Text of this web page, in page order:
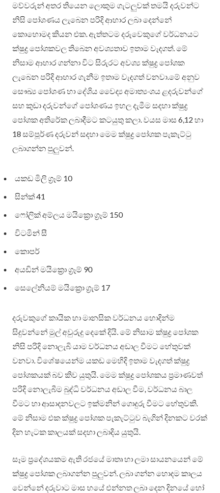
මව්වරුන් අතර තියෙන ලොකුම ගැටලු‍වක් තමයි දරුවන්ට
නිසි පෝශණය ලැබෙන පරිදි ආහාර ලබා දෙන්නේ
කොහොමද කියන එක. ඇත්තටම දරුවෙකුගේ වර්ධනයට
ක්ෂුද්‍ර පෝශකවල තිබෙන අවශ්‍යතාව ඉතාම වැදගත්. මේ
නිසාම ආහාර ගන්නා විට සිරුරට අවශ්‍ය ක්ෂුද්‍ර පෝශක
ලැබෙන පරිදි ආහාර ගැනීම ඉතාම වැදගත් වනවා.මේ අනුව
සෞඛ්‍ය පෝශණ හා දේශිය වෛද්‍ය අමාත්‍යංශය ළදරුවන්ගේ
සහ කුඩා දරුවන්ගේ පෝශණය ඉහල දැමීම සදහා ක්ෂුද්‍ර
පෝශක අතිරේක ලබාදීමට කටයුතු කලා. වයස මාස 6,12 හා
18 සම්පූර්ණ දරුවන් සදහා මෙම ක්ෂුද්‍ර පෝශක පැකැට්ටු
ලබාගන්න පුලු‍වන්.
යකඩ මිලි ග්‍රෑම් 10
සින්ක් 41
ෆෝලික් අම්ලය මයික්‍රො ග්‍රෑම් 150
විටමින් සී
කොපර්
අයඩින් මයික්‍රො ග්‍රෑම් 90
සෙලේනියම් මයික්‍රො ග්‍රැම් 17
දරුවකුගේ කායික හා මානසික වර්ධනය හොදින්ම
සිදුවන්නේ මුල් අවුරුදු දෙකේ දියි. මේ නිසාම ක්ෂුද්‍ර පෝශක
නිසි පරිදි නොලැබි යාම වර්ධනය අඩාල වීමට හේතුවක්
වනවා. විශේෂයෙන්ම යකඩ මෙහිදි ඉතාම වැදගත් ක්ෂුද්‍ර
පෝශකයක් බව කිව යුතුයි. මෙම ක්ෂුද්‍ර පෝශකය ප්‍රමාණවත්
පරිදි නොලැබීම බුද්ධි වර්ධනය අඩාල වීම, වර්ධනය බාල
වීමට හා ආසාදනවලට ඉක්මනින් ගොදුරු වීමට හේතුවකි.
මේ නිසාම එක ක්ෂුද්‍ර පෝශක පැකැට්ටුව බැගින් දිනකට වරක්
දින හැටක කාලයක් සදහා ලබාදිය යුතුයි.
සෑම ප්‍රදේශයකම ඇති රජයේ මාතෘ හා ලමා සායනයෙන් මේ
ක්ෂුද්‍ර පෝශක ලබාගන්න පුලු‍වන්. ලබා ගන්න හොදම කාලය
වෙන්නේ දරුවාට මාස හයේ එන්නත ලබා දෙන දිනයේ හෝ